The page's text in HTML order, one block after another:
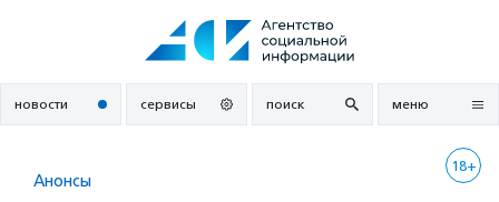
новости сервисы поиск меню
18+
Анонсы